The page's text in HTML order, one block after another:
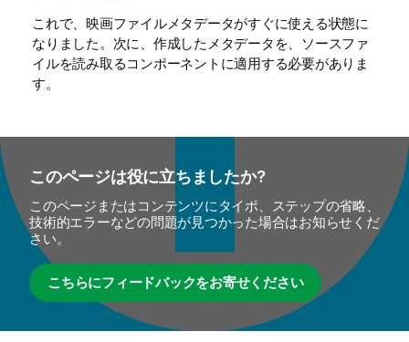
これで、映画ファイルメタデータがすぐに使える状態に
なりました。次に、作成したメタデータを、ソースファ
イルを読み取るコンポーネントに適用する必要がありま
す。
このページは役に立ちましたか?
このページまたはコンテンツにタイポ、ステップの省略、
技術的エラーなどの問題が見つかった場合はお知らせくだ
さい。
こちらにフィードバックをお寄せください